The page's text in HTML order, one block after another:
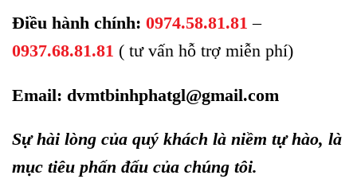
Điều hành chính: 0974.58.81.81 –
0937.68.81.81 ( tư vấn hỗ trợ miễn phí)
Email: dvmtbinhphatgl@gmail.com
Sự hài lòng của quý khách là niềm tự hào, là
mục tiêu phấn đấu của chúng tôi.